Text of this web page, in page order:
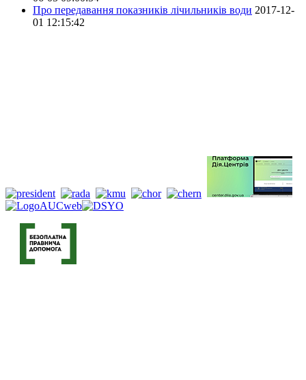
Про передавання показників лічильників води 2017-12-
01 12:15:42